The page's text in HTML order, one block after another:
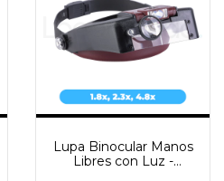
Lupa Binocular Manos
Libres con Luz -